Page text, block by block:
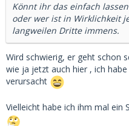
Könnt ihr das einfach
oder wer ist in Wirklichkeit
langweilen Dritte immens.
Wird schwierig, er geht schon
wie ja jetzt auch hier , ich
verursacht
Vielleicht habe ich ihm mal ein